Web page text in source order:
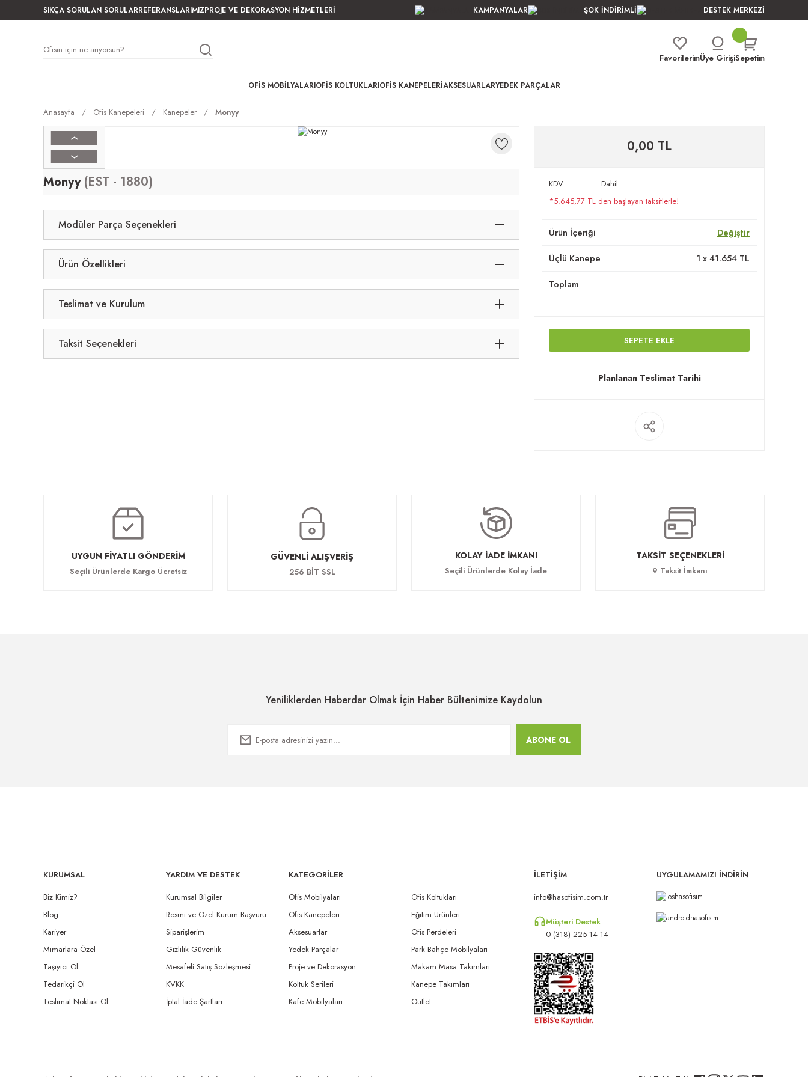
SIKÇA SORULAN SORULARREFERANSLARIMIZPROJE VE DEKORASYON HİZMETLERİ KAMPANYALAR ŞOK İNDİRİMLİ DESTEK MERKEZİ
FavorilerimÜye GirişiSepetim
OFIS MOBILYALARIOFIS KOLTUKLARIOFIS KANEPELERIAKSESUARLARYEDEK PARÇALAR
Anasayfa Ofis Kanepeleri Kanepeler Monyy
Monyy (EST - 1880)
Modüler Parça Seçenekleri
Ürün Özellikleri
Teslimat ve Kurulum
Taksit Seçenekleri
0,00 TL
KDV
Dahil
*5.645,77 TL den başlayan taksitlerle!
Ürün İçeriği Değiştir
Üçlü Kanepe 1 x41.654TL
Toplam
SEPETE EKLE
Planlanan Teslimat Tarihi
UYGUN FİYATLI GÖNDERİM
Seçili Ürünlerde Kargo Ücretsiz
GÜVENLİ ALIŞVERİŞ
256 BİT SSL
KOLAY İADE İMKANI
Seçili Ürünlerde Kolay İade
TAKSİT SEÇENEKLERİ
9 Taksit İmkanı
Yeniliklerden Haberdar Olmak İçin Haber Bültenimize Kaydolun
ABONE OL
KURUMSAL
Biz Kimiz?
Blog
Kariyer
Mimarlara Özel
Taşıyıcı Ol
Tedarikçi Ol
Teslimat Noktası Ol
YARDIM VE DESTEK
Kurumsal Bilgiler
Resmi ve Özel Kurum Başvuru
Siparişlerim
Gizlilik Güvenlik
Mesafeli Satış Sözleşmesi
KVKK
İptal İade Şartları
KATEGORİLER
Ofis Mobilyaları
Ofis Koltukları
Ofis Kanepeleri
Eğitim Ürünleri
Aksesuarlar
Ofis Perdeleri
Yedek Parçalar
Park Bahçe Mobilyaları
Proje ve Dekorasyon
Makam Masa Takımları
Koltuk Serileri
Kanepe Takımları
Kafe Mobilyaları
Outlet
İLETİŞİM
info@hasofisim.com.tr
Müşteri Destek
0 (318) 225 14 14
UYGULAMAMIZI İNDİRİN